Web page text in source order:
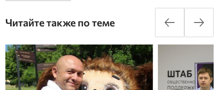
Читайте также по теме